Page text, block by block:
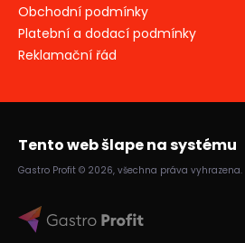
Obchodní podmínky
Platební a dodací podmínky
Reklamační řád
Tento web šlape na systému
Gastro Profit © 2026, všechna práva vyhrazena.